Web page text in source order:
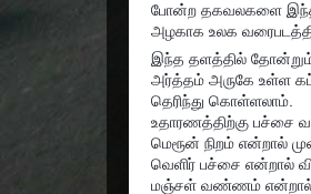
போன்ற தகவலகளை இந்தத்
அழகாக உலக
இந்த தளத்தில்
அர்த்தம் அருகே உள்ள
தெரிந்து கொள்ளலாம்.
உதாரணத்திற்கு பச்சை
மெரூன் நிறம் என்றால்
வெளிர் பச்சை என்றால்
மஞ்சள் வண்ணம் என்றால்